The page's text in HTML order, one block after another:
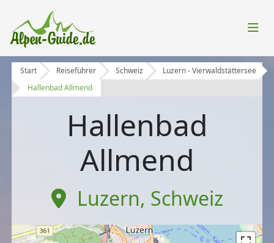
Start Reiseführer Schweiz
Luzern - Vierwaldstättersee
Hallenbad Allmend
Hallenbad
Allmend
Luzern, Schweiz